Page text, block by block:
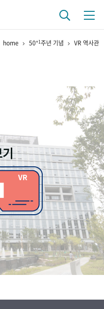
행정박물 영상 기록물
+1주년 광장
home 50+1주년 기념 VR 역사관